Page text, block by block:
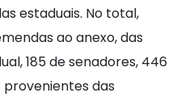
estaduais. No total,
ao anexo, das
185 de senadores, 446
provenientes das